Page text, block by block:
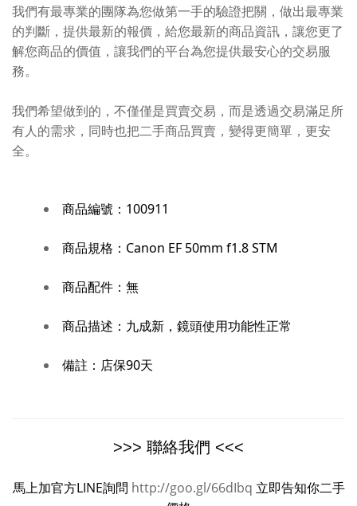
我們有最專業的團隊為您做第一手的驗證把關，做出最專業
的判斷，提供最新的報價，給您最新的商品資訊，讓您更了
解您商品的價值，讓我們的平台為您提供最安心的交易服
務。
我們希望做到的，不僅僅是買賣交易，而是透過交易滿足所
有人的需求，同時也把二手商品買賣，變得更簡單，更安
全。
商品編號： 100911
商品規格： Canon EF 50mm f1.8 STM
商品配件： 無
商品描述： 九成新，鏡頭使用功能性正常
備註： 店保90天
>>> 聯絡我們 <<<
馬上加官方LINE詢問 http://goo.gl/66dIbq 立即告知你二手